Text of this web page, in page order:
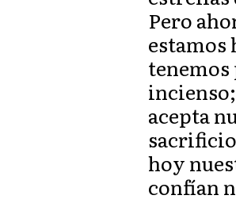
Pero
estamos
acepta
hoy
confían